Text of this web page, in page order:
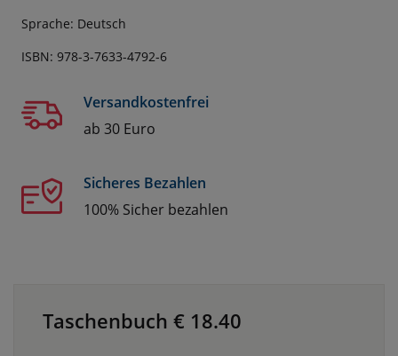
Sprache: Deutsch
ISBN: 978-3-7633-4792-6
Versandkostenfrei
ab 30 Euro
Sicheres Bezahlen
100% Sicher bezahlen
Taschenbuch € 18.40